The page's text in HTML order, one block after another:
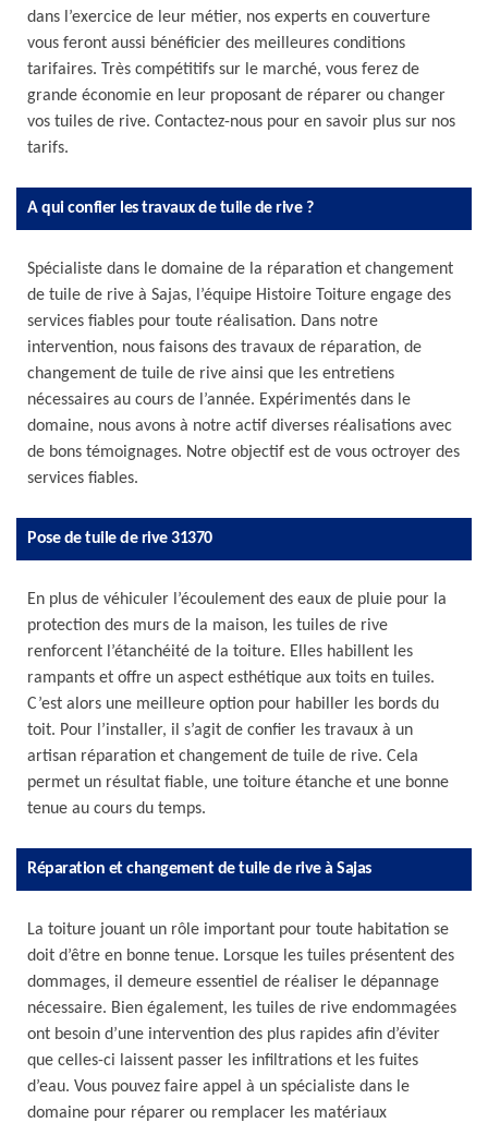
dans l’exercice de leur métier, nos experts en couverture
vous feront aussi bénéficier des meilleures conditions
tarifaires. Très compétitifs sur le marché, vous ferez de
grande économie en leur proposant de réparer ou changer
vos tuiles de rive. Contactez-nous pour en savoir plus sur nos
tarifs.
A qui confier les travaux de tuile de rive ?
Spécialiste dans le domaine de la réparation et changement
de tuile de rive à Sajas, l’équipe Histoire Toiture engage des
services fiables pour toute réalisation. Dans notre
intervention, nous faisons des travaux de réparation, de
changement de tuile de rive ainsi que les entretiens
nécessaires au cours de l’année. Expérimentés dans le
domaine, nous avons à notre actif diverses réalisations avec
de bons témoignages. Notre objectif est de vous octroyer des
services fiables.
Pose de tuile de rive 31370
En plus de véhiculer l’écoulement des eaux de pluie pour la
protection des murs de la maison, les tuiles de rive
renforcent l’étanchéité de la toiture. Elles habillent les
rampants et offre un aspect esthétique aux toits en tuiles.
C’est alors une meilleure option pour habiller les bords du
toit. Pour l’installer, il s’agit de confier les travaux à un
artisan réparation et changement de tuile de rive. Cela
permet un résultat fiable, une toiture étanche et une bonne
tenue au cours du temps.
Réparation et changement de tuile de rive à Sajas
La toiture jouant un rôle important pour toute habitation se
doit d’être en bonne tenue. Lorsque les tuiles présentent des
dommages, il demeure essentiel de réaliser le dépannage
nécessaire. Bien également, les tuiles de rive endommagées
ont besoin d’une intervention des plus rapides afin d’éviter
que celles-ci laissent passer les infiltrations et les fuites
d’eau. Vous pouvez faire appel à un spécialiste dans le
domaine pour réparer ou remplacer les matériaux